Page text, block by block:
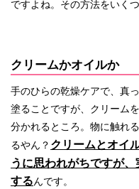
ですよね。その方法をいく
クリームかオイルか
手のひらの乾燥ケアで、真
塗ることですが、クリーム
分かれるところ。物に触れ
るやん？ クリームとオイ
うに思われがちですが
するんです。